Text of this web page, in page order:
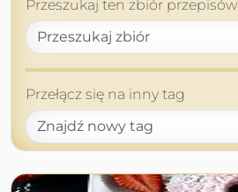
Przeszukaj ten zbiór przepisów
Przełącz się na inny tag